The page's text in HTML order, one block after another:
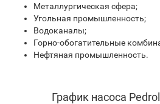
Металлургическая сфера;
Угольная промышленность;
Водоканалы;
Горно-обогатительные
Нефтяная промышленность.
График насоса